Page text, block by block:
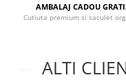
AMBALAJ CADOU
Cutiuta premium si saculet
ALTI